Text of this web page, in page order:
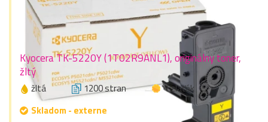
Kyocera TK-5220Y (1T02R9ANL1), originálny toner,
žltý
žltá 1200 stran
1 zlaťák
Skladom - externe